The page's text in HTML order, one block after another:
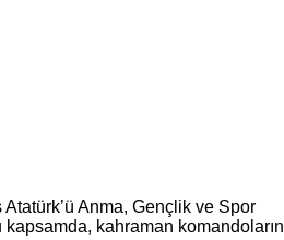
Atatürk’ü Anma, Gençlik ve Spor
kapsamda, kahraman komandoların